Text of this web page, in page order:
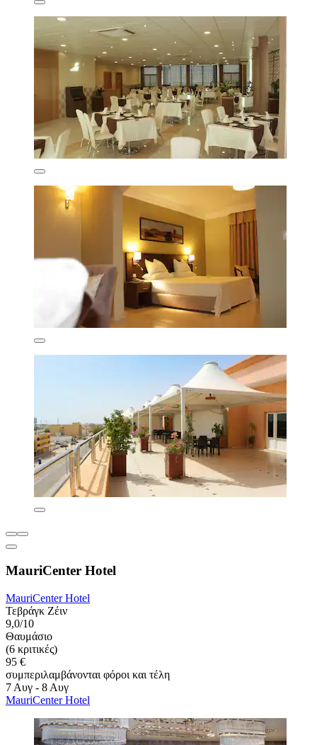
MauriCenter Hotel
MauriCenter Hotel
Τεβράγκ Ζέιν
9,0/10
Θαυμάσιο
(6 κριτικές)
95 €
συμπεριλαμβάνονται φόροι και τέλη
7 Αυγ - 8 Αυγ
MauriCenter Hotel